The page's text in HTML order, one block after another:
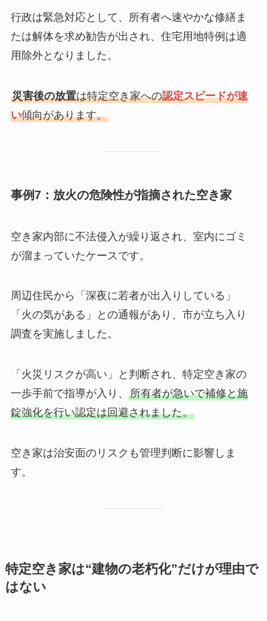
行政は緊急対応として、所有者へ速やかな修繕ま
たは解体を求め勧告が出され、住宅用地特例は適
用除外となりました。
災害後の放置は特定空き家への認定スピードが速
い傾向があります。
事例7：放火の危険性が指摘された空き家
空き家内部に不法侵入が繰り返され、室内にゴミ
が溜まっていたケースです。
周辺住民から「深夜に若者が出入りしている」
「火の気がある」との通報があり、市が立ち入り
調査を実施しました。
「火災リスクが高い」と判断され、特定空き家の
一歩手前で指導が入り、 所有者が急いで補修と施
錠強化を行い認定は回避されました。
空き家は治安面のリスクも管理判断に影響しま
す。
特定空き家は“建物の老朽化”だけが理由で
はない